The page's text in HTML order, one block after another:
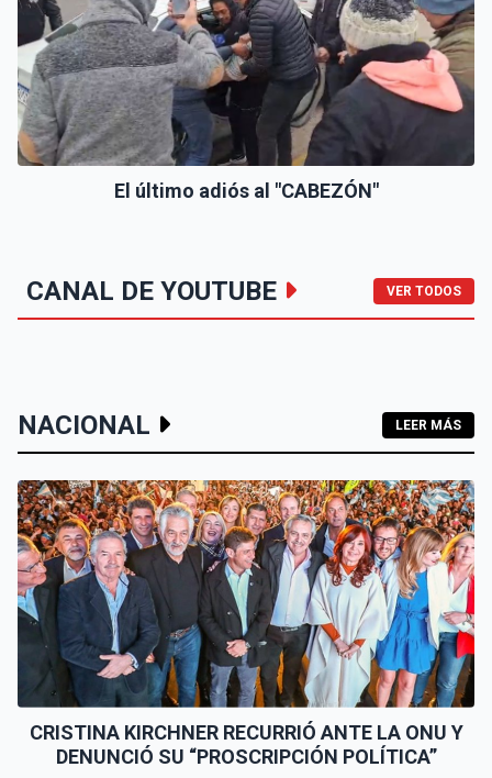
El último adiós al "CABEZÓN"
CANAL DE YOUTUBE VER TODOS
NACIONAL LEER MÁS
CRISTINA KIRCHNER RECURRIÓ ANTE LA ONU Y
DENUNCIÓ SU “PROSCRIPCIÓN POLÍTICA”